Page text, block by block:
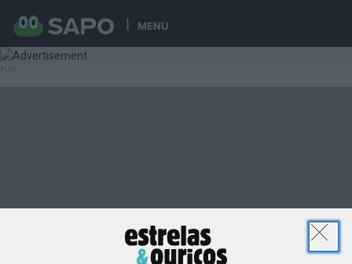
MENU